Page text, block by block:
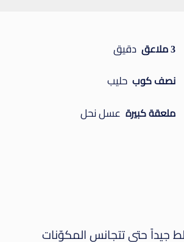
3 ملاعق دقيق
نصف كوب حليب
ملعقة كبيرة عسل نحل
جيداً حتى تتجانس المكوّنات